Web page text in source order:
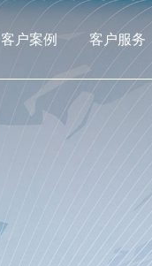
客户案例 客户服务